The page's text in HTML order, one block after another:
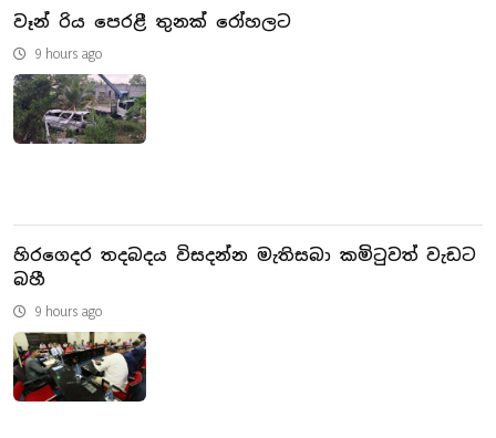
වෑන් රිය පෙරළී තුනක් රෝහලට
9 hours ago
හිරගෙදර තදබදය විසදන්න මැතිසබා කමිටුවත් වැඩට
බහී
9 hours ago